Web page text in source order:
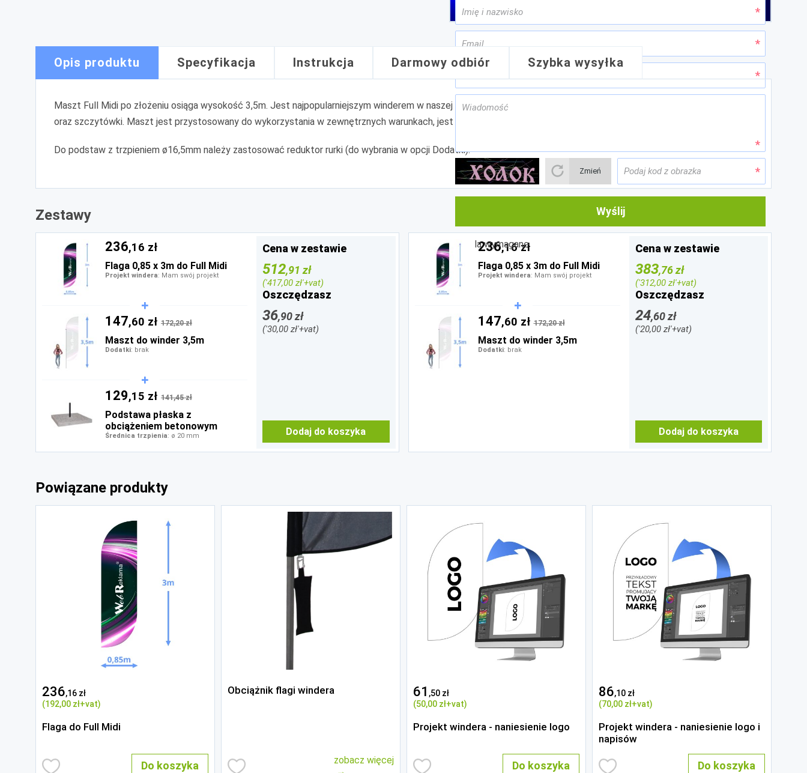
Zmień
Wyślij
Pola wymagane
Opis produktu Specyfikacja Instrukcja Darmowy odbiór Szybka wysyłka
Maszt Full Midi po złożeniu osiąga wysokość 3,5m. Jest najpopularniejszym winderem w naszej ofercie. Składa się z trzech elementów: dwóch aluminiowych rurek
oraz szczytówki. Maszt jest przystosowany do wykorzystania w zewnętrznych warunkach, jest odporny i wytrzymały.
Do podstaw z trzpieniem ø16,5mm należy zastosować reduktor rurki (do wybrania w opcji Dodatki).
Zestawy
236,16 zł
Flaga 0,85 x 3m do Full Midi
Projekt windera: Mam swój projekt
147,60 zł 172,20 zł
Maszt do winder 3,5m
Dodatki: brak
129,15 zł 141,45 zł
Podstawa płaska z
obciążeniem betonowym
Średnica trzpienia: ø 20 mm
Cena w zestawie
512,91 zł
('417,00 zł'+vat)
Oszczędzasz
36,90 zł
('30,00 zł'+vat)
Dodaj do koszyka
236,16 zł
Flaga 0,85 x 3m do Full Midi
Projekt windera: Mam swój projekt
147,60 zł 172,20 zł
Maszt do winder 3,5m
Dodatki: brak
Cena w zestawie
383,76 zł
('312,00 zł'+vat)
Oszczędzasz
24,60 zł
('20,00 zł'+vat)
Dodaj do koszyka
Powiązane produkty
236,16 zł
(192,00 zł+vat)
Flaga do Full Midi
Do koszyka
Obciążnik flagi windera
zobacz więcej
61 ,50 zł
(50,00 zł+vat)
Projekt windera - naniesienie logo
Do koszyka
86,10 zł
(70,00 zł+vat)
Projekt windera - naniesienie logo i
napisów
Do koszyka